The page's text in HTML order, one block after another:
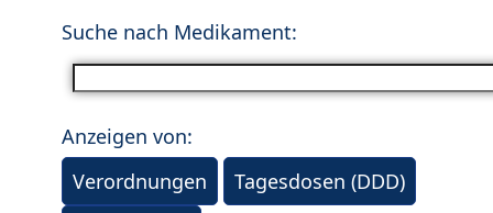
Suche nach Medikament:
Anzeigen von:
Verordnungen
Tagesdosen (DDD)